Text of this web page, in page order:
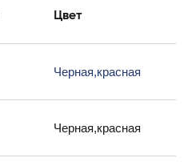
Цвет
Черная,красная
Черная,красная